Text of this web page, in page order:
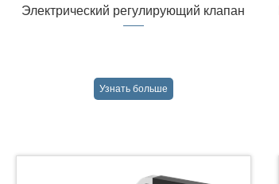
Электрический регулирующий клапан
Узнать больше